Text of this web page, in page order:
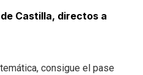
Castilla, directos a
consigue el pase